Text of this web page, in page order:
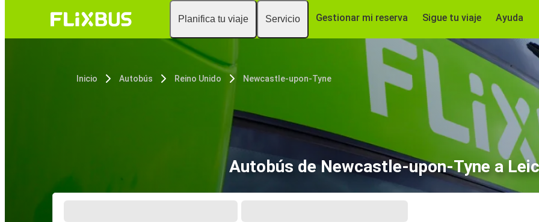
Planifica tu viaje Servicio Gestionar mi reserva Sigue tu viaje Ayuda
Inicio Autobús Reino Unido Newcastle-upon-Tyne
Autobús de Newcastle-upon-Tyne a